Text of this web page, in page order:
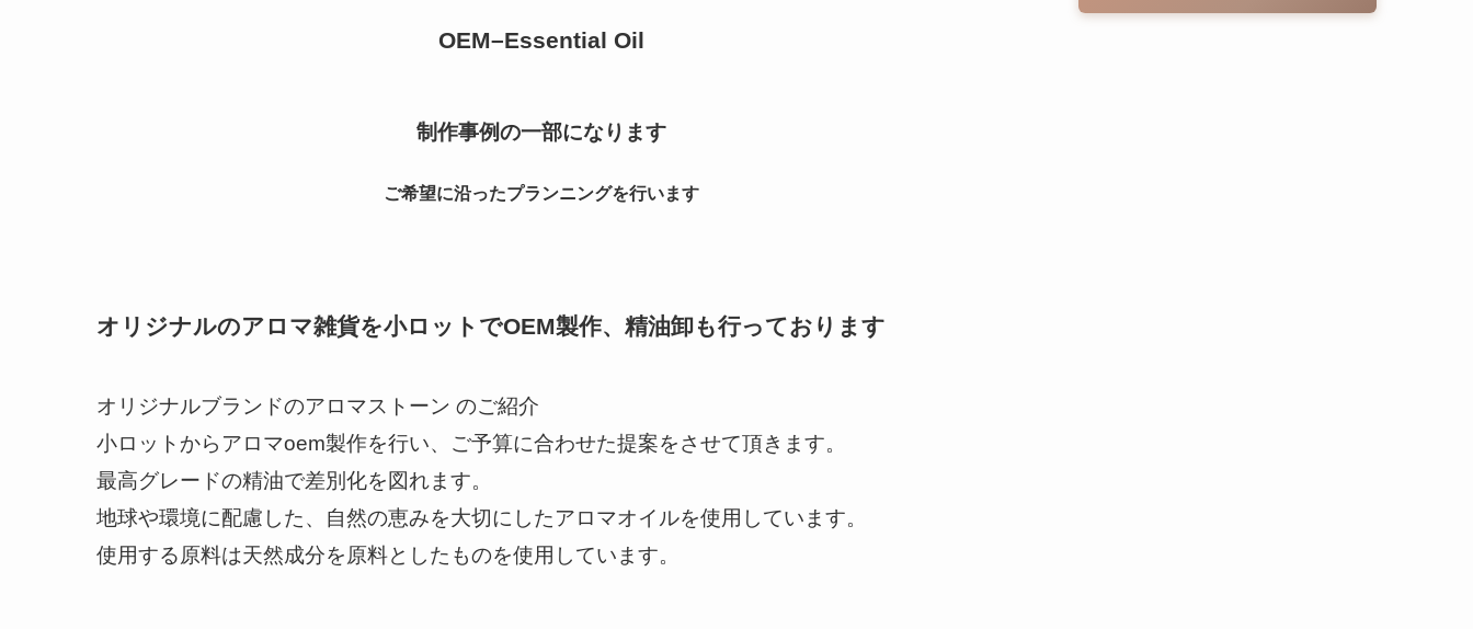
OEM–Essential Oil
制作事例の一部になります
ご希望に沿ったプランニングを行います
オリジナルのアロマ雑貨を小ロットでOEM製作、精油卸も行っております
オリジナルブランドのアロマストーン のご紹介
小ロットからアロマoem製作を行い、ご予算に合わせた提案をさせて頂きます。
最高グレードの精油で差別化を図れます。
地球や環境に配慮した、自然の恵みを大切にしたアロマオイルを使用しています。
使用する原料は天然成分を原料としたものを使用しています。